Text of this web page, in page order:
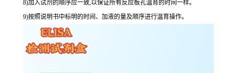
8)加入试剂的顺序应一致,以保证所有反应板孔温育的时间一样。
9)按照说明书中标明的时间、加液的量及顺序进行温育操作。